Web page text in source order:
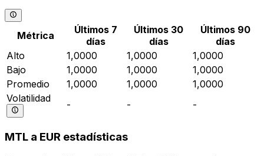
Métrica
Últimos 7
días
Últimos 30
días
Últimos 90
días
Alto
1,0000 1,0000
1,0000
Bajo
1,0000 1,0000
1,0000
Promedio
1,0000 1,0000
1,0000
Volatilidad
- - -
MTL a EUR estadísticas